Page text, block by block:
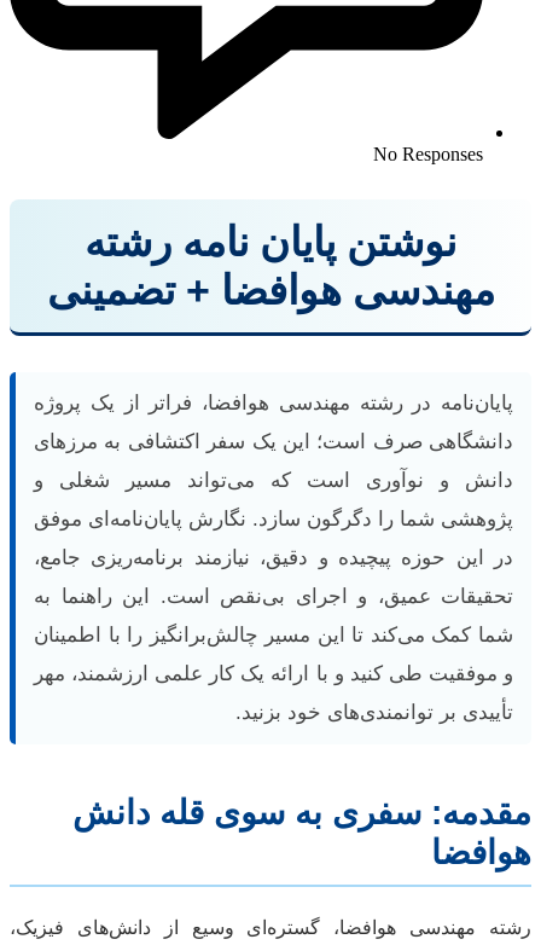
No Responses
نوشتن پایان نامه رشته
مهندسی هوافضا + تضمینی
پایان‌نامه در رشته مهندسی هوافضا، فراتر از یک پروژه
دانشگاهی صرف است؛ این یک سفر اکتشافی به مرزهای
دانش و نوآوری است که می‌تواند مسیر شغلی و
پژوهشی شما را دگرگون سازد. نگارش پایان‌نامه‌ای موفق
در این حوزه پیچیده و دقیق، نیازمند برنامه‌ریزی جامع،
تحقیقات عمیق، و اجرای بی‌نقص است. این راهنما به
شما کمک می‌کند تا این مسیر چالش‌برانگیز را با اطمینان
و موفقیت طی کنید و با ارائه یک کار علمی ارزشمند، مهر
تأییدی بر توانمندی‌های خود بزنید.
مقدمه: سفری به سوی قله دانش
هوافضا
رشته مهندسی هوافضا، گستره‌ای وسیع از دانش‌های فیزیک،